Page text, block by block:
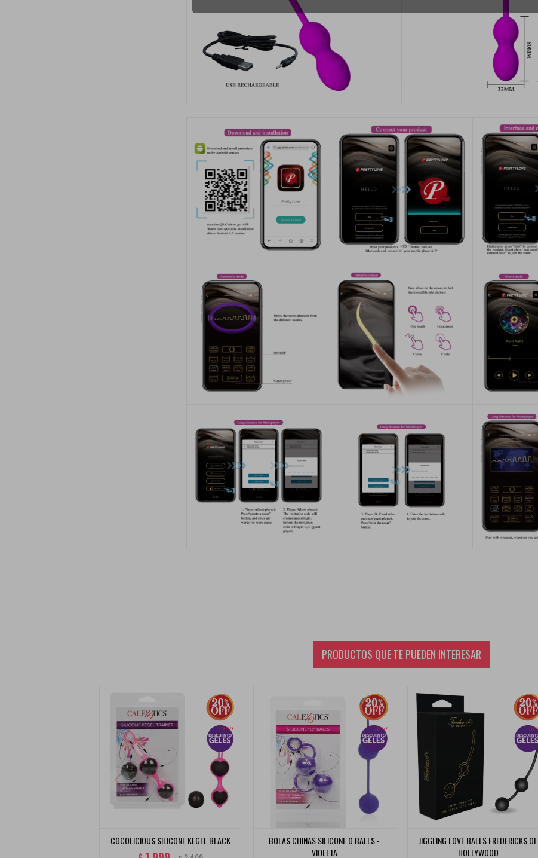
PRODUCTOS QUE TE PUEDEN INTERESAR
COCOLICIOUS SILICONE KEGEL BLACK
BOLAS CHINAS SILICONE O BALLS -
VIOLETA
JIGGLING LOVE BALLS FREDERICKS OF
HOLLYWOOD